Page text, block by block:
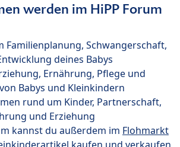
werden im HiPP Forum
Familienplanung, Schwangerschaft,
deines Babys
Ernährung, Pflege und
Babys und Kleinkindern
rund um Kinder, Partnerschaft,
und Erziehung
kannst du außerdem im Flohmarkt